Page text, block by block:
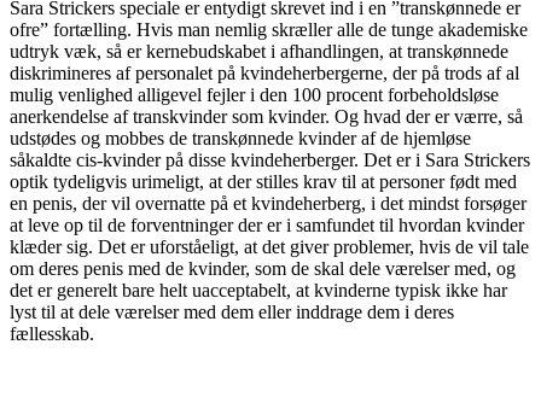
Sara Strickers speciale er entydigt skrevet ind i en ”transkønnede er
ofre” fortælling. Hvis man nemlig skræller alle de tunge akademiske
udtryk væk, så er kernebudskabet i afhandlingen, at transkønnede
diskrimineres af personalet på kvindeherbergerne, der på trods af al
mulig venlighed alligevel fejler i den 100 procent forbeholdsløse
anerkendelse af transkvinder som kvinder. Og hvad der er værre, så
udstødes og mobbes de transkønnede kvinder af de hjemløse
såkaldte cis-kvinder på disse kvindeherberger. Det er i Sara Strickers
optik tydeligvis urimeligt, at der stilles krav til at personer født med
en penis, der vil overnatte på et kvindeherberg, i det mindst forsøger
at leve op til de forventninger der er i samfundet til hvordan kvinder
klæder sig. Det er uforståeligt, at det giver problemer, hvis de vil tale
om deres penis med de kvinder, som de skal dele værelser med, og
det er generelt bare helt uacceptabelt, at kvinderne typisk ikke har
lyst til at dele værelser med dem eller inddrage dem i deres
fællesskab.